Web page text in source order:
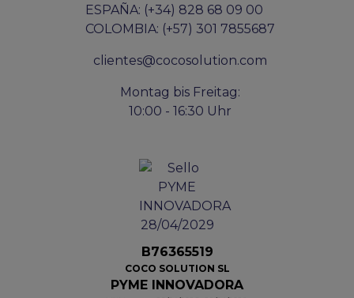
ESPAÑA: (+34) 828 68 09 00
COLOMBIA: (+57) 301 7855687
clientes@cocosolution.com
Montag bis Freitag:
10:00 - 16:30 Uhr
B76365519
COCO SOLUTION SL
PYME INNOVADORA